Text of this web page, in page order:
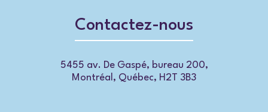
Contactez-nous
5455 av. De Gaspé, bureau 200,
Montréal, Québec, H2T 3B3